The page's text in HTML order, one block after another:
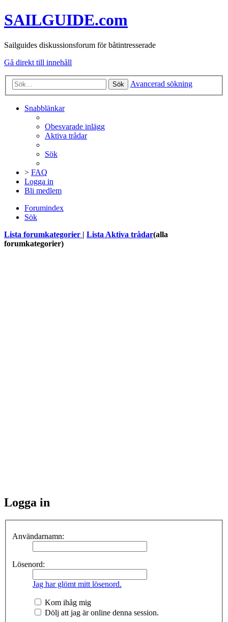
SAILGUIDE.com
Sailguides diskussionsforum för båtintresserade
Gå direkt till innehåll
Sök Avancerad sökning
Snabblänkar
Obesvarade inlägg
Aktiva trådar
Sök
> FAQ
Logga in
Bli medlem
Forumindex
Sök
Lista forumkategorier
Lista Aktiva trådar(alla
forumkategorier)
Logga in
Användarnamn:
Lösenord:
Jag har glömt mitt lösenord.
Kom ihåg mig
Dölj att jag är online denna session.